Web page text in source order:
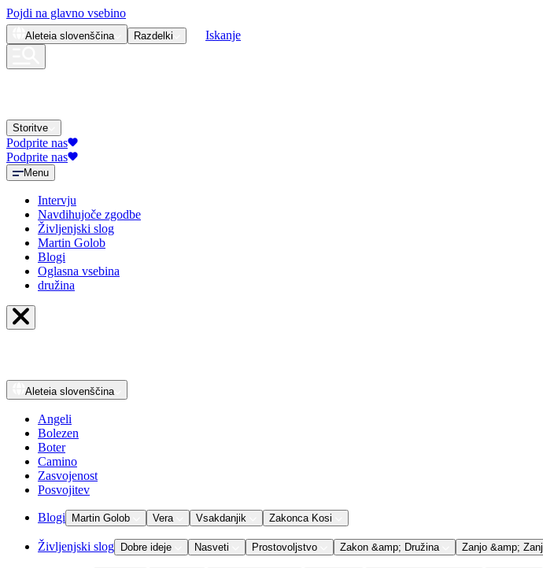
Pojdi na glavno vsebino
Aleteia slovenščina Razdelki Iskanje
Storitve
Podprite nas
Podprite nas
Menu
Intervju
Navdihujoče zgodbe
Življenjski slog
Martin Golob
Blogi
Oglasna vsebina
družina
Aleteia slovenščina
Angeli
Bolezen
Boter
Camino
Zasvojenost
Posvojitev
Blogi Martin Golob Vera Vsakdanjik Zakonca Kosi
Življenjski slog Dobre ideje Nasveti Prostovoljstvo Zakon &amp; Družina Zanjo &amp; Zanj